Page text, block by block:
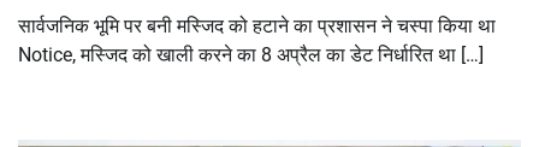
सार्वजनिक भूमि पर बनी मस्जिद को हटाने का प्रशासन ने चस्पा किया था
Notice, मस्जिद को खाली करने का 8 अप्रैल का डेट निर्धारित था […]